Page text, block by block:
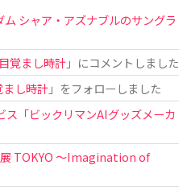
ム シャア・アズナブルのサングラ
覚まし時計」にコメントしました
し時計」をフォローしました
ス「ビックリマンAIグッズメーカ
TOKYO 〜Imagination of